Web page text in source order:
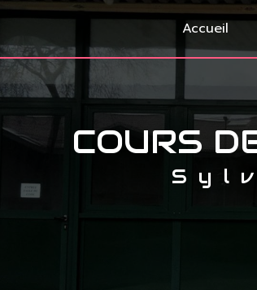
Accueil
COURS